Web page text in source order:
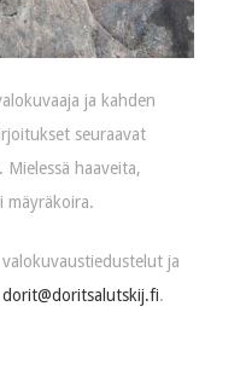
ja kahden
seuraavat
haaveita,
mäyräkoira.
ja
dorit@doritsalutskij.fi.